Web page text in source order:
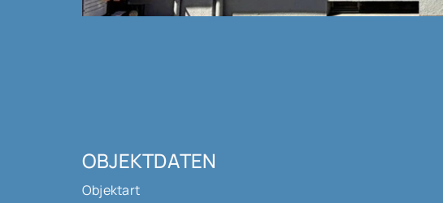
OBJEKTDATEN
Objektart